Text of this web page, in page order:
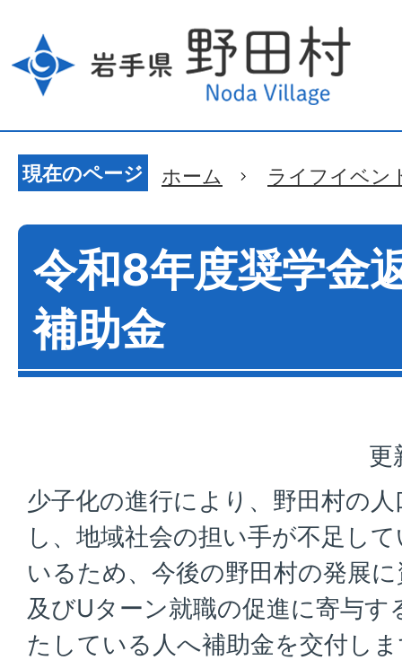
現在のページ ホーム ライフイベン
令和8年度奨学金
補助金
更
少子化の進行により、野田村の
し、地域社会の担い手が不足し
いるため、今後の野田村の発展
及びUターン就職の促進に寄与す
たしている人へ補助金を交付し